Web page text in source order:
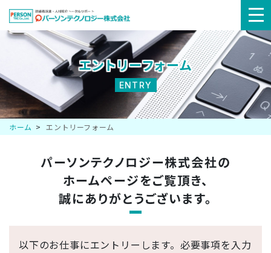
エントリーフォーム
ENTRY
ホーム エントリーフォーム
パーソンテクノロジー株式会社の
ホームページをご覧頂き、
誠にありがとうございます。
以下のお仕事にエントリーします。必要事項を入力
メ
ュ
ー